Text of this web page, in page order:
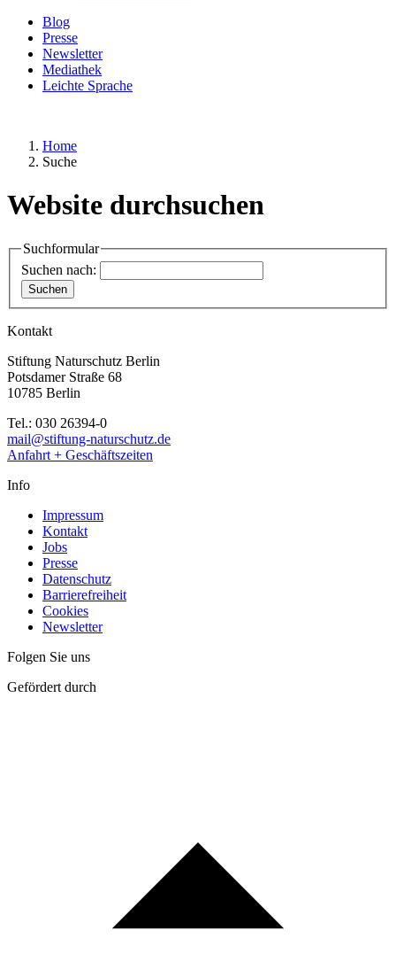
Blog
Presse
Newsletter
Mediathek
Leichte Sprache
Home
Suche
Website durchsuchen
Suchformular
Suchen nach:
Suchen
Kontakt
Stiftung Naturschutz Berlin
Potsdamer Straße 68
10785 Berlin
Tel.: 030 26394-0
mail@stiftung-naturschutz.de
Anfahrt + Geschäftszeiten
Info
Impressum
Kontakt
Jobs
Presse
Datenschutz
Barrierefreiheit
Cookies
Newsletter
Folgen Sie uns
Gefördert durch